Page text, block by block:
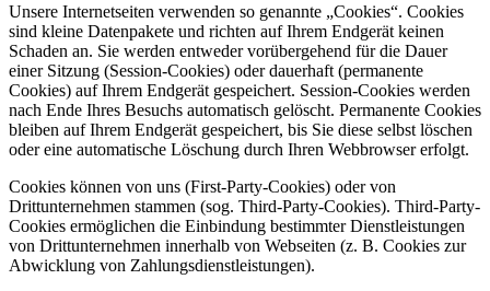
Unsere Internetseiten verwenden so genannte „Cookies“. Cookies
sind kleine Datenpakete und richten auf Ihrem Endgerät keinen
Schaden an. Sie werden entweder vorübergehend für die Dauer
einer Sitzung (Session-Cookies) oder dauerhaft (permanente
Cookies) auf Ihrem Endgerät gespeichert. Session-Cookies werden
nach Ende Ihres Besuchs automatisch gelöscht. Permanente Cookies
bleiben auf Ihrem Endgerät gespeichert, bis Sie diese selbst löschen
oder eine automatische Löschung durch Ihren Webbrowser erfolgt.
Cookies können von uns (First-Party-Cookies) oder von
Drittunternehmen stammen (sog. Third-Party-Cookies). Third-Party-
Cookies ermöglichen die Einbindung bestimmter Dienstleistungen
von Drittunternehmen innerhalb von Webseiten (z. B. Cookies zur
Abwicklung von Zahlungsdienstleistungen).